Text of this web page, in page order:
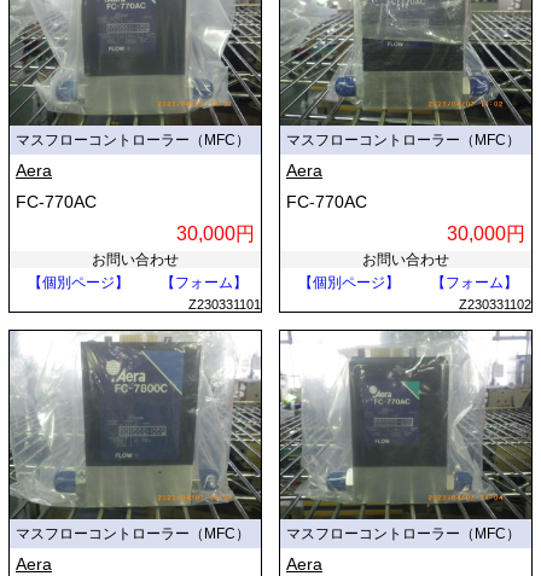
マスフローコントローラー（MFC）
Aera
FC-770AC
30,000円
お問い合わせ
【個別ページ】
【フォーム】
Z230331101
マスフローコントローラー（MFC）
Aera
FC-770AC
30,000円
お問い合わせ
【個別ページ】
【フォーム】
Z230331102
マスフローコントローラー（MFC）
Aera
マスフローコントローラー（MFC）
Aera